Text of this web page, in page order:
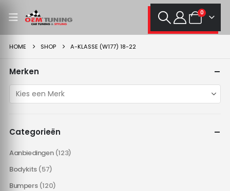
0
HOME SHOP A-KLASSE (W177) 18-22
Merken
Categorieën
Aanbiedingen (123)
Bodykits (57)
Bumpers (120)